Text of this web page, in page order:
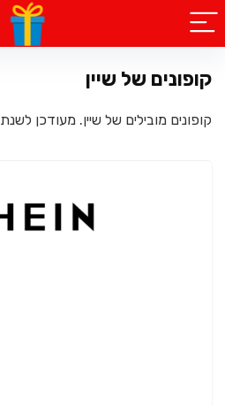
קופונים של שיין
קופונים מובילים של שיין. מעודכן לשנת 2026.